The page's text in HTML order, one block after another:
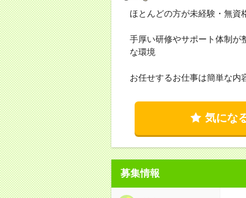
ほとんどの方が未経験・無資
手厚い研修やサポート体制が
な環境
お任せするお仕事は簡単な内
気にな
募集情報